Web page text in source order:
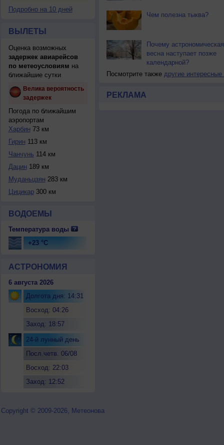
Подробно на 10 дней
ВЫЛЕТЫ
Оценка возможных
задержек авиарейсов
по метеоусловиям на
ближайшие сутки
Велика вероятность
задержек
Погода по ближайшим
аэропортам
Харбин 73 км
Гирин 113 км
Чанчунь 114 км
Дацин 189 км
Муданьцзян 283 км
Цицикар300 км
ВОДОЕМЫ
Температура воды
+23 °C
АСТРОНОМИЯ
6 августа 2026
Долгота дня: 14:31
Восход: 04:26
Заход: 18:57
24-й лунный день
Посл.четв. 06/08
Восход: 22:03
Заход: 12:52
Чем полезна тыква?
Почему астрономическая
весна наступает позже
календарной?
Посмотрите также другие интересные
РЕКЛАМА
Copyright © 2009-2026, Метеонова